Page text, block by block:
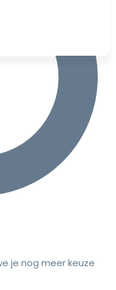
je nog meer keuze